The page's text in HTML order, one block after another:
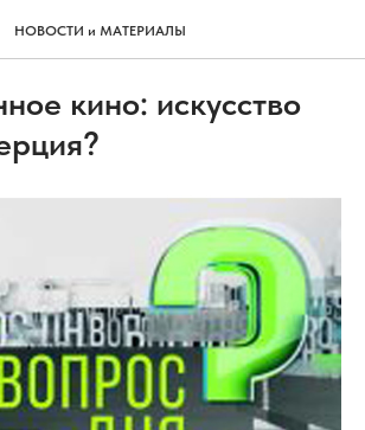
НОВОСТИ и МАТЕРИАЛЫ
кино: искусство